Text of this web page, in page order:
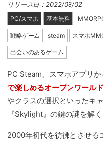
リリース日：2022/08/02
PC/スマホ 基本無料
戦略ゲーム steam スマホ
出会いのあるゲーム
PC Steam、スマホアプリか
で楽しめるオープンワール
やクラスの選択といったキ
『Skylight』の鍵の謎を解
2000年初代を彷彿とさせる